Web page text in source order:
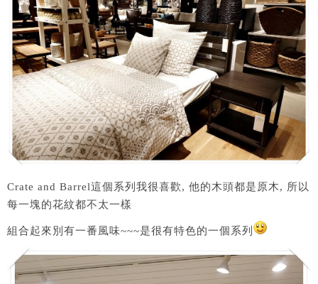
Crate and Barrel這個系列我很喜歡, 他的木頭都是原木, 所以
每一塊的花紋都不太一樣
組合起來別有一番風味~~~是很有特色的一個系列